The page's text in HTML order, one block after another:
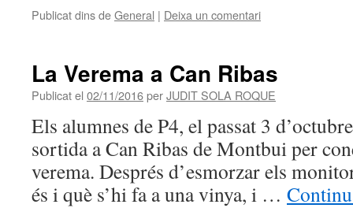
Publicat dins deGeneral | Deixa un comentari
La Verema a Can Ribas
Publicat el 02/11/2016perJUDIT SOLA ROQUE
Els alumnes de P4, el passat 3
sortida a Can Ribas de Montbui per
verema. Després d’esmorzar els
és i què s’hi fa a una vinya, i …